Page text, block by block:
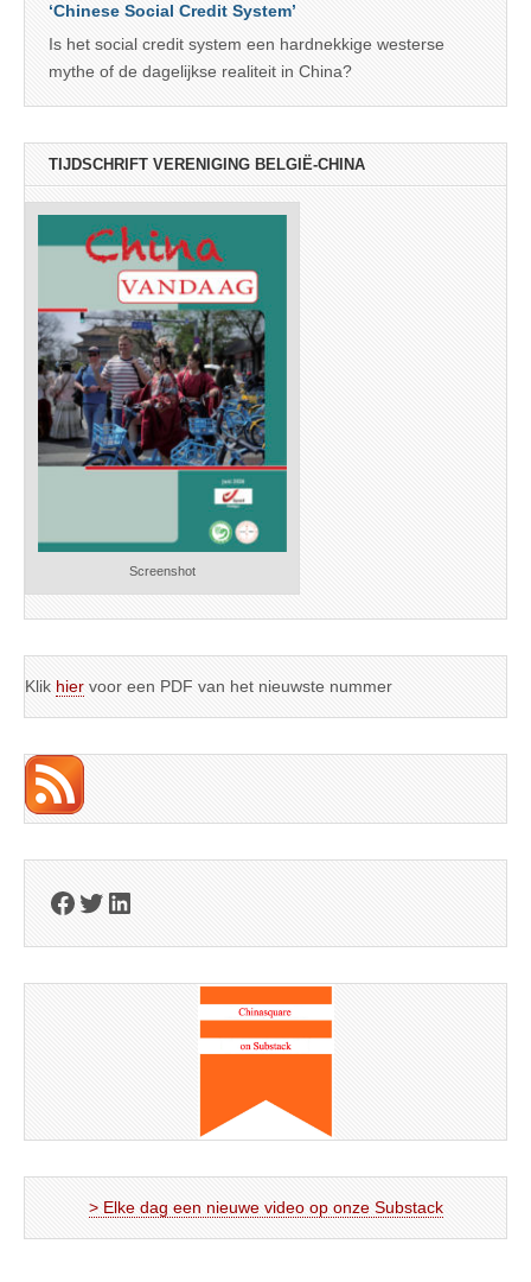
‘Chinese Social Credit System’
Is het social credit system een hardnekkige westerse
mythe of de dagelijkse realiteit in China?
TIJDSCHRIFT VERENIGING BELGIË-CHINA
Screenshot
Klik hier voor een PDF van het nieuwste nummer
Facebook
Twitter
LinkedIn
> Elke dag een nieuwe video op onze Substack